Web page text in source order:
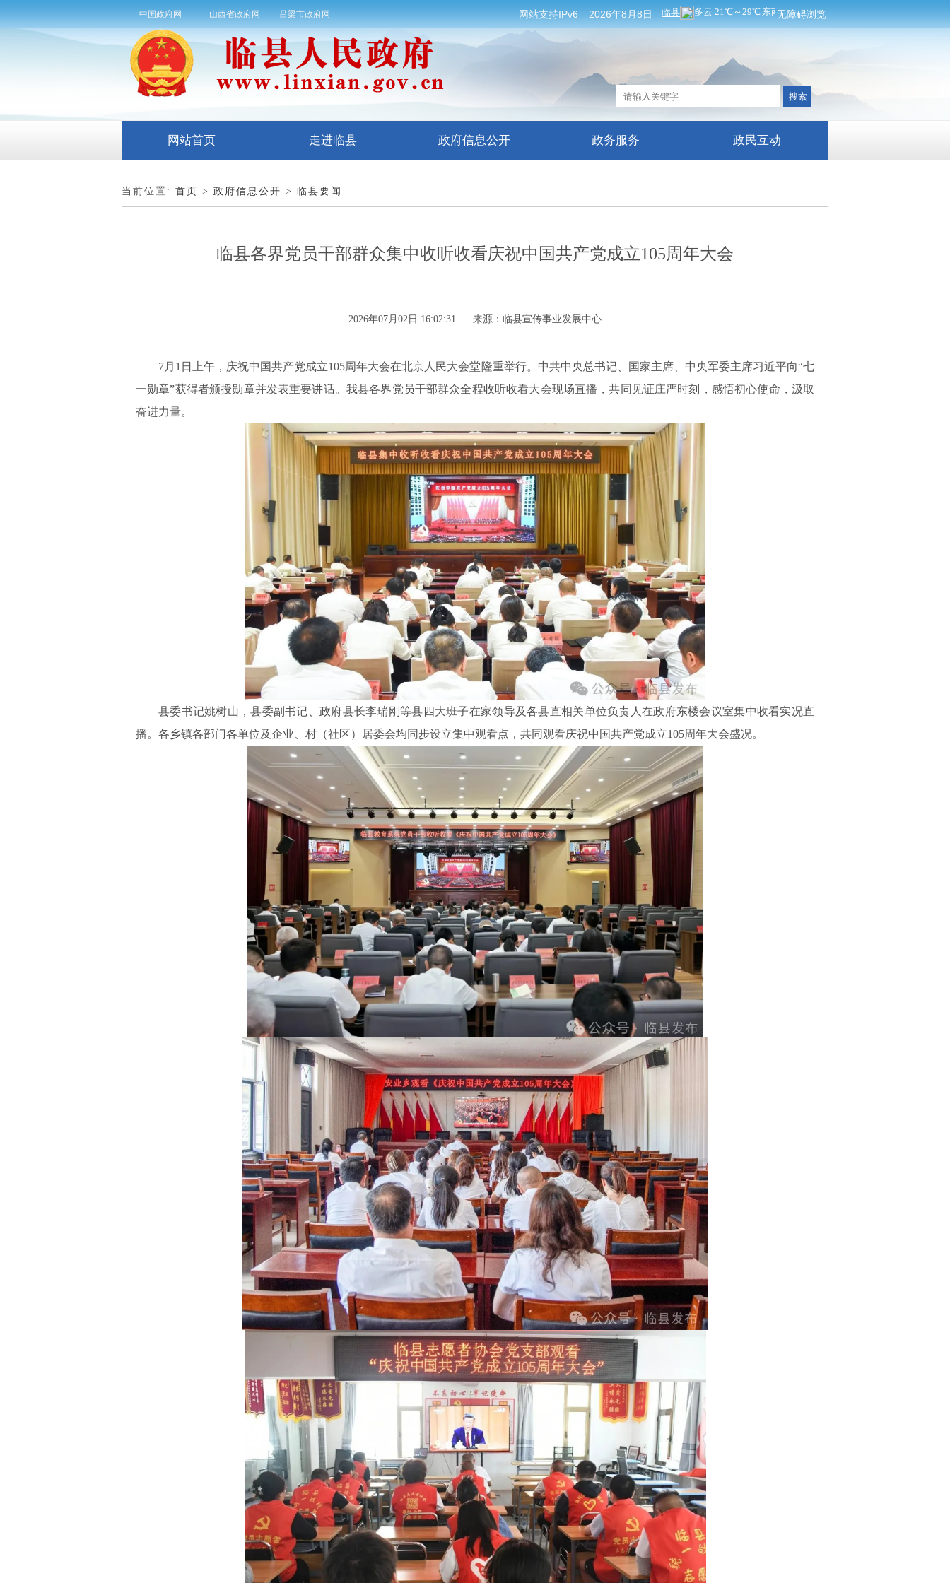
中国政府网 山西省政府网 吕梁市政府网 无障碍浏览
2026年8月8日
网站支持IPv6
网站首页 走进临县 政府信息公开 政务服务 政民互动
当前位置: 首页 > 政府信息公开 > 临县要闻
临县各界党员干部群众集中收听收看庆祝中国共产党成立105周年大会
2026年07月02日 16:02:31 来源：临县宣传事业发展中心
7月1日上午，庆祝中国共产党成立105周年大会在北京人民大会堂隆重举行。中共中央总书记、国家主席、中央军委主席习近平向“七
一勋章”获得者颁授勋章并发表重要讲话。我县各界党员干部群众全程收听收看大会现场直播，共同见证庄严时刻，感悟初心使命，汲取
奋进力量。
县委书记姚树山，县委副书记、政府县长李瑞刚等县四大班子在家领导及各县直相关单位负责人在政府东楼会议室集中收看实况直
播。各乡镇各部门各单位及企业、村（社区）居委会均同步设立集中观看点，共同观看庆祝中国共产党成立105周年大会盛况。